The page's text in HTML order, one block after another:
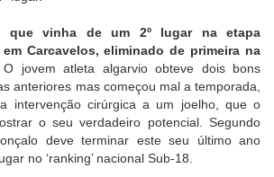
que vinha de um 2º lugar na etapa
Carcavelos, eliminado de primeira na
jovem atleta algarvio obteve dois bons
anteriores mas começou mal a temporada,
intervenção cirúrgica a um joelho, que o
o seu verdadeiro potencial. Segundo
deve terminar este seu último ano
no ‘ranking’ nacional Sub-18.